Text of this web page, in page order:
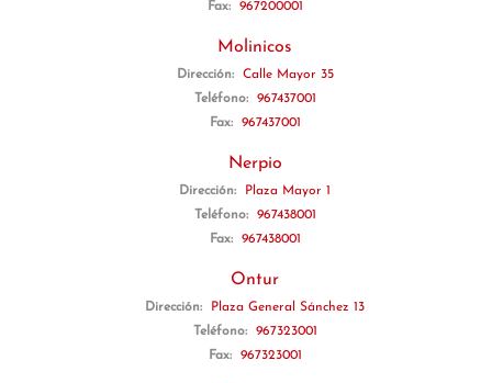
Fax:
967200001
Molinicos
Dirección:
Calle Mayor 35
Teléfono:
967437001
Fax:
967437001
Nerpio
Dirección:
Plaza Mayor 1
Teléfono:
967438001
Fax:
967438001
Ontur
Dirección:
Plaza General Sánchez 13
Teléfono:
967323001
Fax:
967323001